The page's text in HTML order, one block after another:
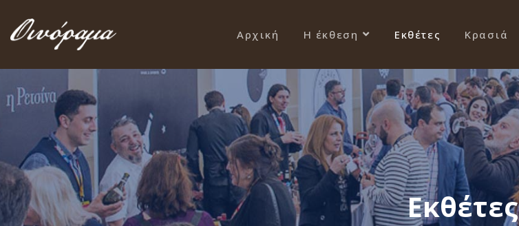
Αρχική Η έκθεση Εκθέτες Κρασιά
Εκθέτες